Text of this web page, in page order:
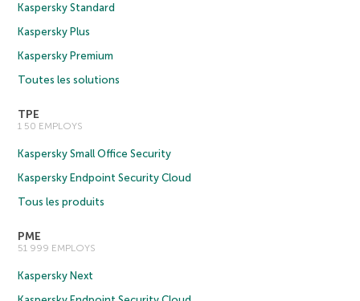
Kaspersky Standard
Kaspersky Plus
Kaspersky Premium
Toutes les solutions
TPE
1 50 EMPLOYS
Kaspersky Small Office Security
Kaspersky Endpoint Security Cloud
Tous les produits
PME
51 999 EMPLOYS
Kaspersky Next